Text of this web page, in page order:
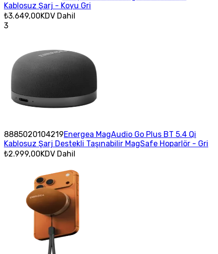
Kablosuz Şarj - Koyu Gri
₺3.649,00KDV Dahil
3
8885020104219Energea MagAudio Go Plus BT 5.4 Qi
Kablosuz Şarj Destekli Taşınabilir MagSafe Hoparlör - Gri
₺2.999,00KDV Dahil